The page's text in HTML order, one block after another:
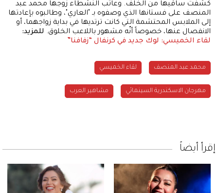
كشفت ساقيها من الخلف. وعاتب النشطاء زوجها محمد عبد
المنصف على فستانها الذي وصفوه بـ "العاري"، وطالبوه بإعادتها
إلى الملابس المحتشمة التي كانت ترتديها في بداية زواجهما، أو
الانفصال عنها، خصوصاً أنّه مشهور باللاعب الخلوق. للمزيد:
لقاء الخميسي: لوك جديد في كرنفال “زفافنا”
محمد عبد المنصف لقاء الخميسي
مهرجان الاسكندرية السينمائي مشاهير العرب
إقرأ أيضاً